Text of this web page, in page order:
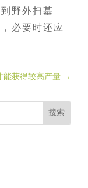
野外扫墓
必要时还应
能获得较高产量→